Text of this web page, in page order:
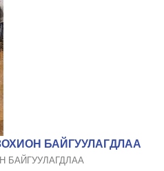
БАЙГУУЛАГДЛАА
БАЙГУУЛАГДЛАА